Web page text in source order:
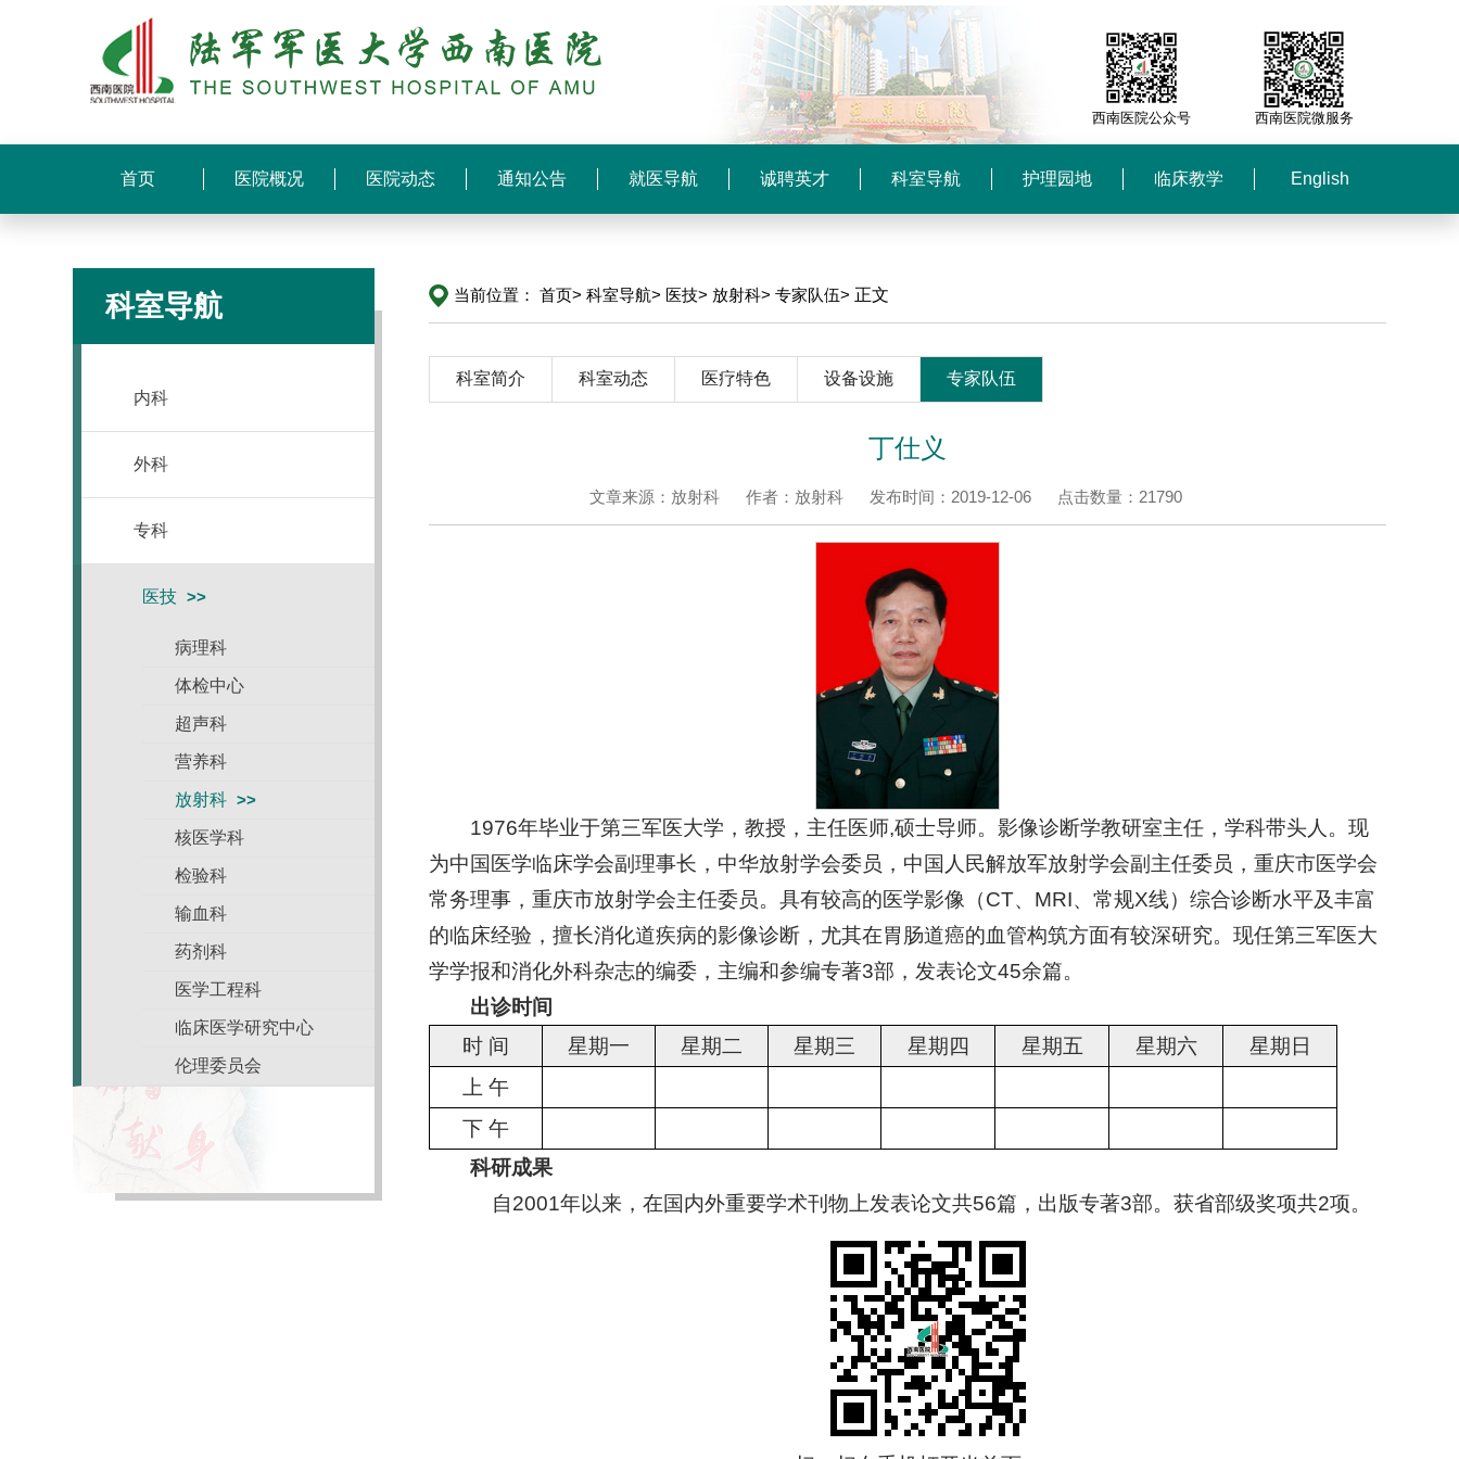
西南医院公众号 西南医院微服务
首页 医院概况 医院动态 通知公告 就医导航 诚聘英才 科室导航 护理园地 临床教学 English
科室导航
内科
外科
专科
医技
病理科
体检中心
超声科
营养科
放射科
核医学科
检验科
输血科
药剂科
医学工程科
临床医学研究中心
伦理委员会
当前位置： 首页> 科室导航> 医技> 放射科> 专家队伍> 正文
科室简介 科室动态 医疗特色 设备设施 专家队伍
丁仕义
文章来源：放射科 作者：放射科 发布时间：2019-12-06 点击数量： 21790
1976年毕业于第三军医大学，教授，主任医师,硕士导师。影像诊断学教研室主任，学科带头人。现
为中国医学临床学会副理事长，中华放射学会委员，中国人民解放军放射学会副主任委员，重庆市医学会
常务理事，重庆市放射学会主任委员。具有较高的医学影像（CT、MRI、常规X线）综合诊断水平及丰富
的临床经验，擅长消化道疾病的影像诊断，尤其在胃肠道癌的血管构筑方面有较深研究。现任第三军医大
学学报和消化外科杂志的编委，主编和参编专著3部，发表论文45余篇。
出诊时间
时 间
星期一 星期二 星期三 星期四 星期五 星期六
星期日
上 午
下 午
科研成果
自2001年以来，在国内外重要学术刊物上发表论文共56篇，出版专著3部。获省部级奖项共2项。